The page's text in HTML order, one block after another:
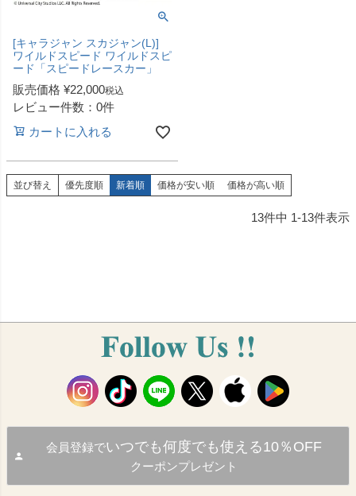
[キャラジャン スカジャン(L)]
ワイルドスピード ワイルドスピ
ード「スピードレースカー」
販売価格 ¥22,000税込
レビュー件数：0件
カートに入れる
並び替え 優先度順 新着順 価格が安い順 価格が高い順
13件中 1-13件表示
会員登録でいつでも何度でも使える10％OFF
クーポンプレゼント